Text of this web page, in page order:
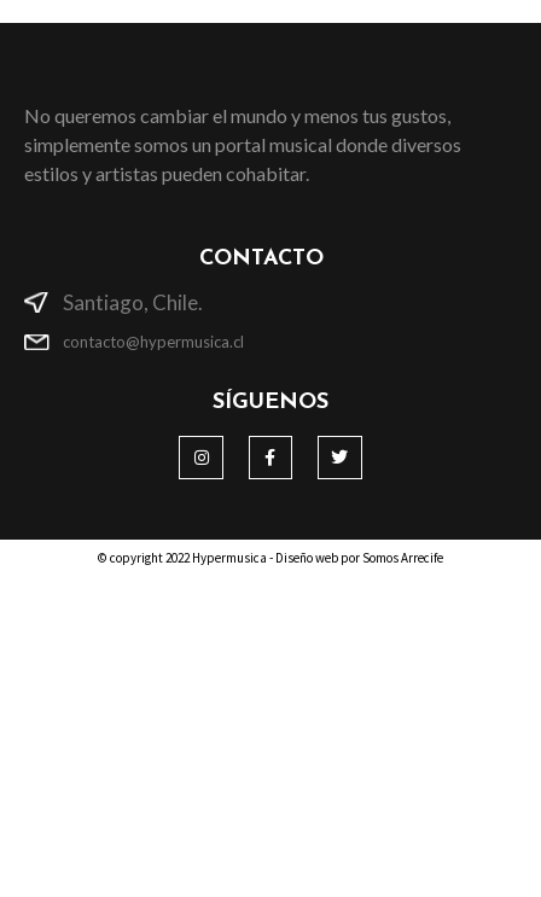
No queremos cambiar el mundo y menos tus gustos,
simplemente somos un portal musical donde diversos
estilos y artistas pueden cohabitar.
CONTACTO
Santiago, Chile.
contacto@hypermusica.cl
SÍGUENOS
© copyright 2022 Hypermusica - Diseño web por Somos Arrecife